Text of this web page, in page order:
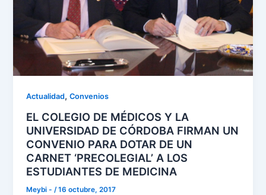
Actualidad,Convenios
EL COLEGIO DE MÉDICOS Y LA
UNIVERSIDAD DE CÓRDOBA FIRMAN UN
CONVENIO PARA DOTAR DE UN
CARNET ‘PRECOLEGIAL’ A LOS
ESTUDIANTES DE MEDICINA
Meybi -/16 octubre, 2017